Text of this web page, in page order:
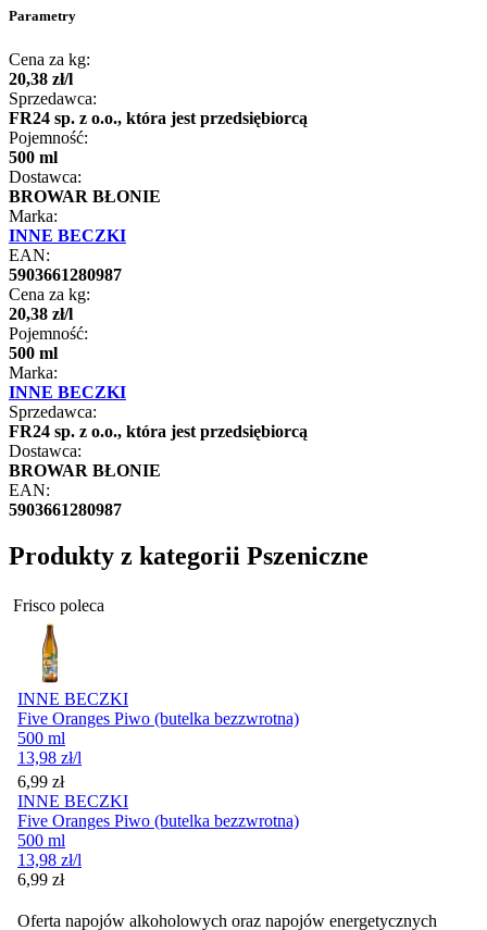
Parametry
Cena za kg:
20,38 zł/l
Sprzedawca:
FR24 sp. z o.o., która jest przedsiębiorcą
Pojemność:
500 ml
Dostawca:
BROWAR BŁONIE
Marka:
INNE BECZKI
EAN:
5903661280987
Cena za kg:
20,38 zł/l
Pojemność:
500 ml
Marka:
INNE BECZKI
Sprzedawca:
FR24 sp. z o.o., która jest przedsiębiorcą
Dostawca:
BROWAR BŁONIE
EAN:
5903661280987
Produkty z kategorii Pszeniczne
Frisco poleca
INNE BECZKI
Five Oranges Piwo (butelka bezzwrotna)
500 ml
13,98 zł/l
Cena
6,99 zł
INNE BECZKI
Five Oranges Piwo (butelka bezzwrotna)
500 ml
13,98 zł/l
Cena
6,99 zł
Oferta napojów alkoholowych oraz napojów energetycznych